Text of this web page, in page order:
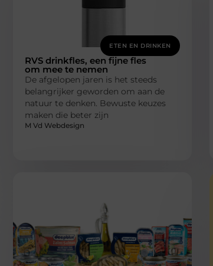
ETEN EN DRINKEN
RVS drinkfles, een fijne fles
om mee te nemen
De afgelopen jaren is het steeds
belangrijker geworden om aan de
natuur te denken. Bewuste keuzes
maken die beter zijn
M Vd Webdesign